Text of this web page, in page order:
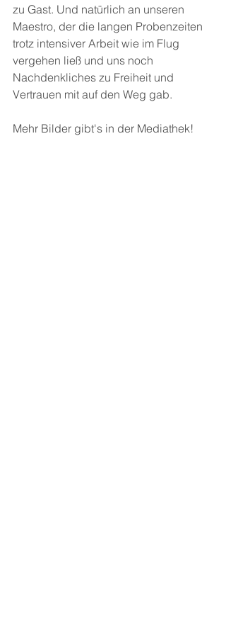
zu Gast. Und natürlich an unseren
Maestro, der die langen Probenzeiten
trotz intensiver Arbeit wie im Flug
vergehen ließ und uns noch
Nachdenkliches zu Freiheit und
Vertrauen mit auf den Weg gab.
Mehr Bilder gibt's in der Mediathek!